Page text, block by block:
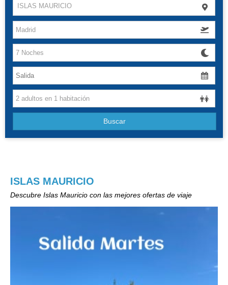
Caribe
Playas África
TOP 2026
Canarias
Baleares
Grandes Viajes
Hoteles
ISLAS MAURICIO
Buscar
ISLAS MAURICIO
Descubre Islas Mauricio con las mejores ofertas de viaje